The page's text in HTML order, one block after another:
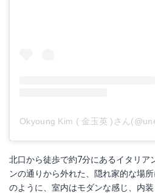
北口から徒歩で約7分にあるイタリア
ンの通りから外れた、隠れ家的な場
のように、室内はモダンな感じ、内